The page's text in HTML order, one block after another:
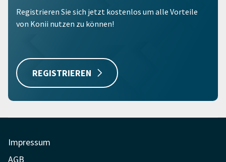
Registrieren Sie sich jetzt kostenlos um alle Vorteile
von Konii nutzen zu können!
REGISTRIEREN
Impressum
AGB